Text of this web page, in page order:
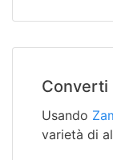
Converti
Usando
varietà di